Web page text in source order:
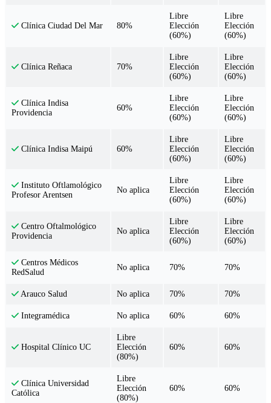
Clínica Ciudad Del Mar 80%
Libre
Elección
(60%)
Libre
Elección
(60%)
Clínica Reñaca 70%
Libre
Elección
(60%)
Libre
Elección
(60%)
Clínica Indisa
Providencia
60%
Libre
Elección
(60%)
Libre
Elección
(60%)
Clínica Indisa Maipú 60%
Libre
Elección
(60%)
Libre
Elección
(60%)
Instituto Oftlamológico
Profesor Arentsen
No aplica
Libre
Elección
(60%)
Libre
Elección
(60%)
Centro Oftalmológico
Providencia
No aplica
Libre
Elección
(60%)
Libre
Elección
(60%)
Centros Médicos
RedSalud
No aplica 70% 70%
Arauco Salud No aplica 70% 70%
Integramédica No aplica 60% 60%
Hospital Clínico UC
Libre
Elección
(80%)
60% 60%
Clínica Universidad
Católica
Libre
Elección
(80%)
60% 60%